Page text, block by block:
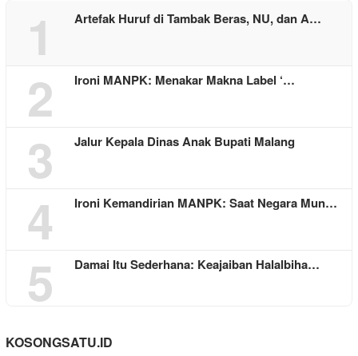
1 Artefak Huruf di Tambak Beras, NU, dan A…
2 Ironi MANPK: Menakar Makna Label ‘…
3 Jalur Kepala Dinas Anak Bupati Malang
4 Ironi Kemandirian MANPK: Saat Negara Mun…
5 Damai Itu Sederhana: Keajaiban Halalbiha…
KOSONGSATU.ID